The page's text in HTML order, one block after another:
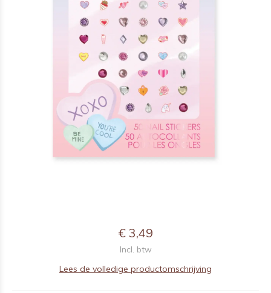
€ 3,49
Incl. btw
Lees de volledige productomschrijving